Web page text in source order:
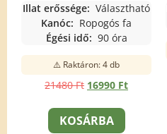
Illat erőssége: Választható
Kanóc: Ropogós fa
Égési idő: 90 óra
⚠️ Raktáron: 4 db
21480Ft 16990 Ft
KOSÁRBA